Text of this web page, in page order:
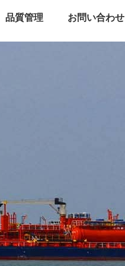
品質管理 お問い合わせ